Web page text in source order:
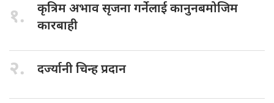
१. कृत्रिम अभावसृजना गर्नेलाई कानुनबमोजिम
कारबाही
२. दर्ज्यानी चिन्हप्रदान